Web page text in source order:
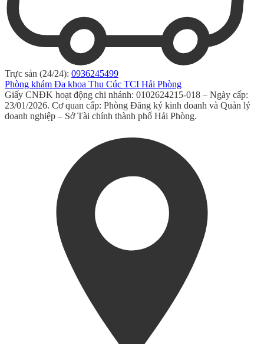
Trực sản (24/24): 0936245499
Phòng khám Đa khoa Thu Cúc TCI Hải Phòng
Giấy CNĐK hoạt động chi nhánh: 0102624215-018 – Ngày cấp:
23/01/2026. Cơ quan cấp: Phòng Đăng ký kinh doanh và Quản lý
doanh nghiệp – Sở Tài chính thành phố Hải Phòng.